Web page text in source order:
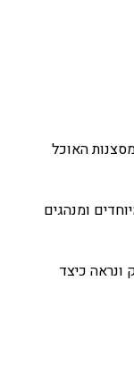
האוכל
ומנהגים
ונראה כיצד